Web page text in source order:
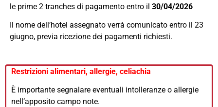
le prime 2 tranches di pagamento entro il 30/04/2026
Il nome dell’hotel assegnato verrà comunicato entro il 23
giugno, previa ricezione dei pagamenti richiesti.
Restrizioni alimentari, allergie, celiachia
È importante segnalare eventuali intolleranze o allergie
nell’apposito campo note.